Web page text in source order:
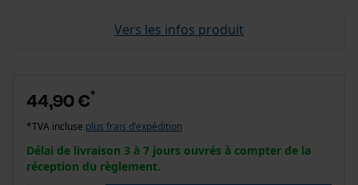
Vers les infos produit
44,90 €*
*TVA incluse plus frais d'expédition
Délai de livraison 3 à 7 jours ouvrés à compter de la
réception du règlement.